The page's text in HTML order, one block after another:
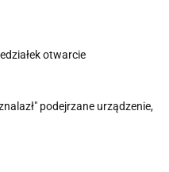
otwarcie
podejrzane urządzenie,